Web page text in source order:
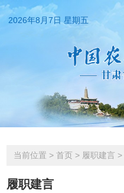
2026年8月7日 星期五
当前位置 > 首页 > 履职建言 >
履职建言